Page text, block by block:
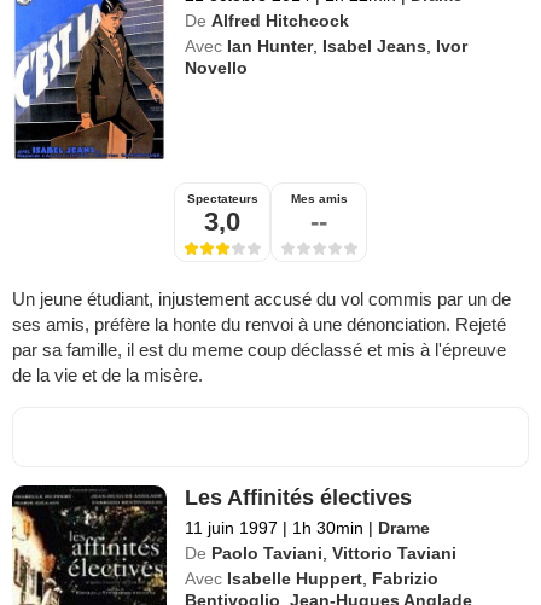
De Alfred Hitchcock
Avec Ian Hunter, Isabel Jeans
Ivor
Novello
Spectateurs
3,0
Mes amis
--
Un jeune étudiant, injustement accusé du vol commis par un de
ses amis, préfère la honte du renvoi à une dénonciation. Rejeté
par sa famille, il est du meme coup déclassé et mis à l'épreuve
de la vie et de la misère.
Les Affinités électives
11 juin 1997 | 1h 30min | Drame
De Paolo Taviani ,Vittorio Taviani
Avec Isabelle Huppert Fabrizio
Bentivoglio ,Jean-Hugues Anglade